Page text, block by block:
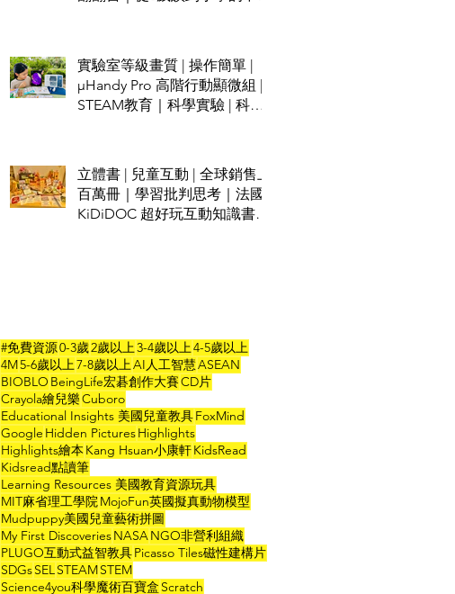
實驗室等級畫質 | 操作簡單 |
µHandy Pro 高階行動顯微組 |
STEAM教育｜科學實驗 | 科學
立體書 | 兒童互動 | 全球銷售上
百萬冊｜學習批判思考｜法國
KiDiDOC 超好玩互動知識書第
#免費資源0-3歲2歲以上3-4歲以上4-5歲以上
4M5-6歲以上7-8歲以上AI人工智慧ASEAN
BIOBLO BeingLife宏碁創作大賽CD片
Crayola繪兒樂Cuboro
Educational Insights 美國兒童教具FoxMind
Google Hidden PicturesHighlights
Highlights繪本 Kang Hsuan小康軒KidsRead
Kidsread點讀筆
Learning Resources 美國教育資源玩具
MIT麻省理工學院 MojoFun英國擬真動物模型
Mudpuppy美國兒童藝術拼圖
My First DiscoveriesNASA NGO非營利組織
PLUGO互動式益智教具Picasso Tiles磁性建構片
SDGsSEL STEAMSTEM
Science4you科學魔術百寶盒 Scratch